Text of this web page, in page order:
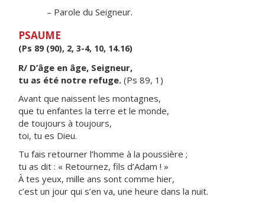
– Parole du Seigneur.
PSAUME
(Ps 89 (90), 2, 3-4, 10, 14.16)
R/ D’âge en âge, Seigneur,
tu as été notre refuge. (Ps 89, 1)
Avant que naissent les montagnes,
que tu enfantes la terre et le monde,
de toujours à toujours,
toi, tu es Dieu.
Tu fais retourner l’homme à la poussière ;
tu as dit : « Retournez, fils d’Adam ! »
À tes yeux, mille ans sont comme hier,
c’est un jour qui s’en va, une heure dans la nuit.